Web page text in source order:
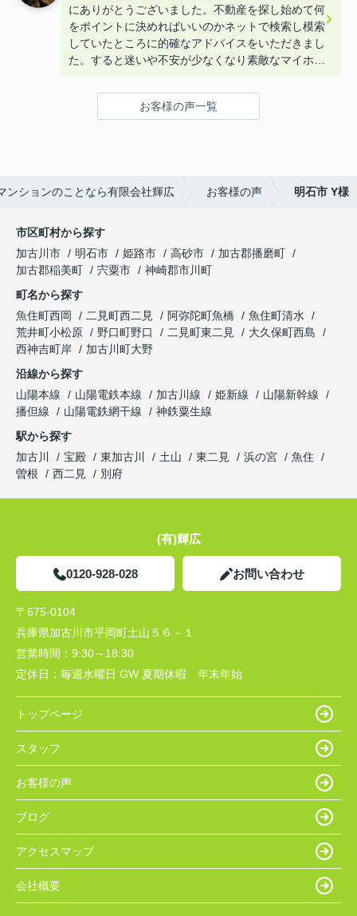
にありがとうございました。不動産を探し始めて何
をポイントに決めればいいのかネットで検索し模索
していたところに的確なアドバイスをいただきまし
た。すると迷いや不安が少なくなり素敵なマイホー
ございました。
お客様の声一覧
ンションのことなら有限会社輝広 お客様の声 明石市 Y様
市区町村から探す
加古川市
明石市 姫路市 高砂市
加古郡播磨町
加古郡稲美町
宍粟市
神崎郡市川町
町名から探す
魚住町西岡
二見町西二見 阿弥陀町魚橋
魚住町清水
荒井町小松原
野口町野口 二見町東二見
大久保町西島
西神吉町岸
加古川町大野
沿線から探す
山陽本線
山陽電鉄本線 加古川線 姫新線
山陽新幹線
播但線
山陽電鉄網干線
神鉄粟生線
駅から探す
加古川
宝殿 東加古川 土山 東二見 浜の宮
魚住
曽根
西二見 別府
(有)輝広
0120-928-028 お問い合わせ
〒675-0104
兵庫県加古川市平岡町土山５６－１
営業時間： 9:30～18:30
定休日： 毎週水曜日 GW 夏期休暇 年末年始
トップページ
スタッフ
お客様の声
ブログ
アクセスマップ
会社概要